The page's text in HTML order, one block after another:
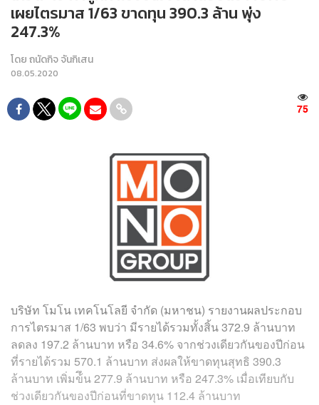
เผยไตรมาส 1/63 ขาดทุน 390.3 ล้าน พุ่ง
247.3%
โดยถนัดกิจ จันกิเสน
08.05.2020
75
บริษัท โมโน เทคโนโลยี จํากัด (มหาชน) รายงานผลประกอบ
การไตรมาส 1/63 พบว่า มีรายได้รวมทั้งสิ้น 372.9 ล้านบาท
ลดลง 197.2 ล้านบาท หรือ 34.6% จากช่วงเดียวกันของปีก่อน
ที่รายได้รวม 570.1 ล้านบาท ส่งผลให้ขาดทุนสุทธิ 390.3
ล้านบาท เพิ่มข้ึน 277.9 ล้านบาท หรือ 247.3% เมื่อเทียบกับ
ช่วงเดียวกันของปีก่อนที่ขาดทุน 112.4 ล้านบาท